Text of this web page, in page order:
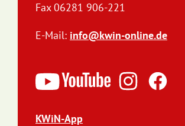
Fax 06281 906-221
E-Mail: info@kwin-online.de
KWiN-App